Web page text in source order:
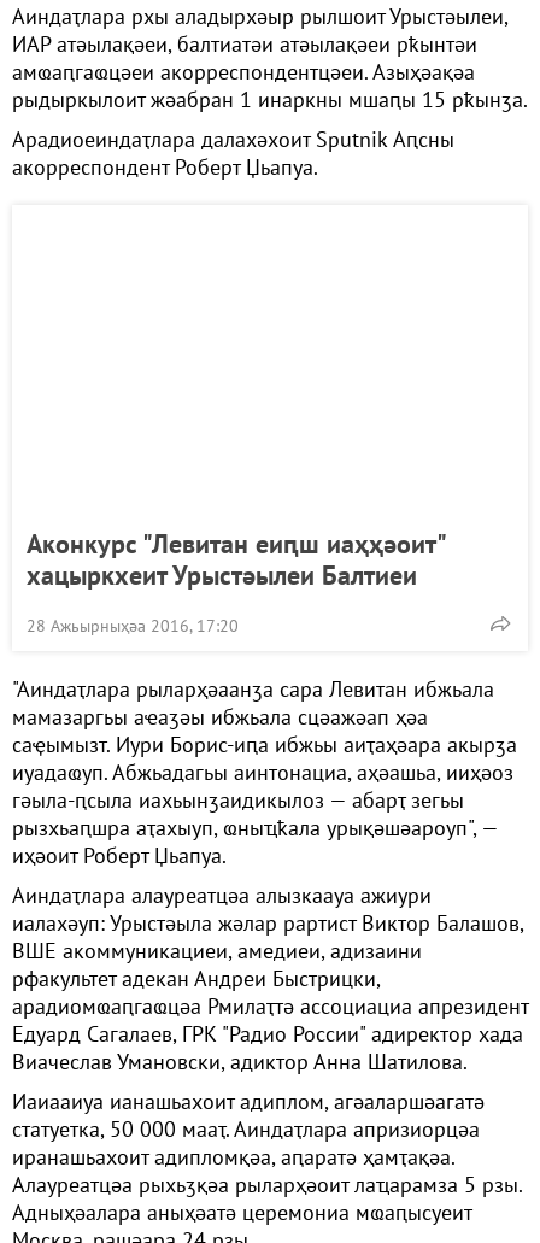
Аиндаҭлара рхы аладырхәыр рылшоит Урыстәылеи,
ИАР атәылақәеи, балтиатәи атәылақәеи рҟынтәи
амҩаԥгаҩцәеи акорреспондентцәеи. Азыҳәақәа
рыдыркылоит жәабран 1 инаркны мшаԥы 15 рҟынӡа.
Арадиоеиндаҭлара далахәхоит Sputnik Аԥсны
акорреспондент Роберт Џьапуа.
Аконкурс "Левитан еиԥш иаҳҳәоит"
хацыркхеит Урыстәылеи Балтиеи
28 Ажьырныҳәа 2016, 17:20
"Аиндаҭлара рыларҳәаанӡа сара Левитан ибжьала
мамазаргьы аҽаӡәы ибжьала сцәажәап ҳәа
саҿымызт. Иури Борис-иԥа ибжьы аиҭаҳәара акырӡа
иуадаҩуп. Абжьадагьы аинтонациа, аҳәашьа, ииҳәоз
гәыла-ԥсыла иахьынӡаидикылоз — абарҭ зегьы
рызхьаԥшра аҭахыуп, ҩныҵҟала урықәшәароуп", —
иҳәоит Роберт Џьапуа.
Аиндаҭлара алауреатцәа алызкаауа ажиури
иалахәуп: Урыстәыла жәлар рартист Виктор Балашов,
ВШЕ акоммуникациеи, амедиеи, адизаини
рфакультет адекан Андреи Быстрицки,
арадиомҩаԥгаҩцәа Рмилаҭтә ассоциациа апрезидент
Едуард Сагалаев, ГРК "Радио России" адиректор хада
Виачеслав Умановски, адиктор Анна Шатилова.
Иаиааиуа ианашьахоит адиплом, агәаларшәагатә
статуетка, 50 000 мааҭ. Аиндаҭлара апризиорцәа
иранашьахоит адипломқәа, аԥаратә ҳамҭақәа.
Алауреатцәа рыхьӡқәа рыларҳәоит лаҵарамза 5 рзы.
Адныҳәалара аныҳәатә церемониа мҩаԥысуеит